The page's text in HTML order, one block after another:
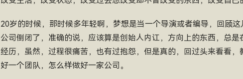
20岁的时候，那时候多年轻啊，梦想是当一个导演或者编导，回顾
公司倒闭了，准确的说，应该算是创始人内讧，方向上的东西，总
经历，虽然，过程很痛苦，也有过抱怨，但是真的，回过头来看看
好一个团队，怎么样做好一家公司。